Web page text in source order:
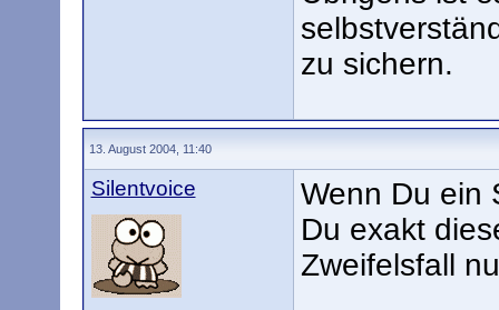
zu sichern.
13. August 2004, 11:40
Silentvoice
Wenn Du ein
Du exakt
Zweifelsfall